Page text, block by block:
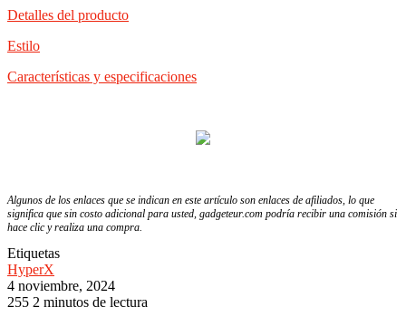
Detalles del producto
Estilo
Características y especificaciones
Algunos de los enlaces que se indican en este artículo son enlaces de afiliados, lo que
significa que sin costo adicional para usted, gadgeteur.com podría recibir una comisión si
hace clic y realiza una compra.
Etiquetas
HyperX
4 noviembre, 2024
255 2 minutos de lectura